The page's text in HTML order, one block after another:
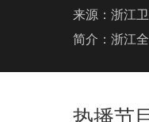
来源：浙江
简介：浙江